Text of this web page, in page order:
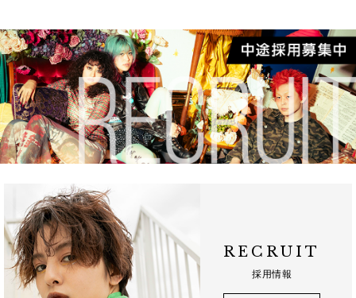
RECRUIT
採用情報